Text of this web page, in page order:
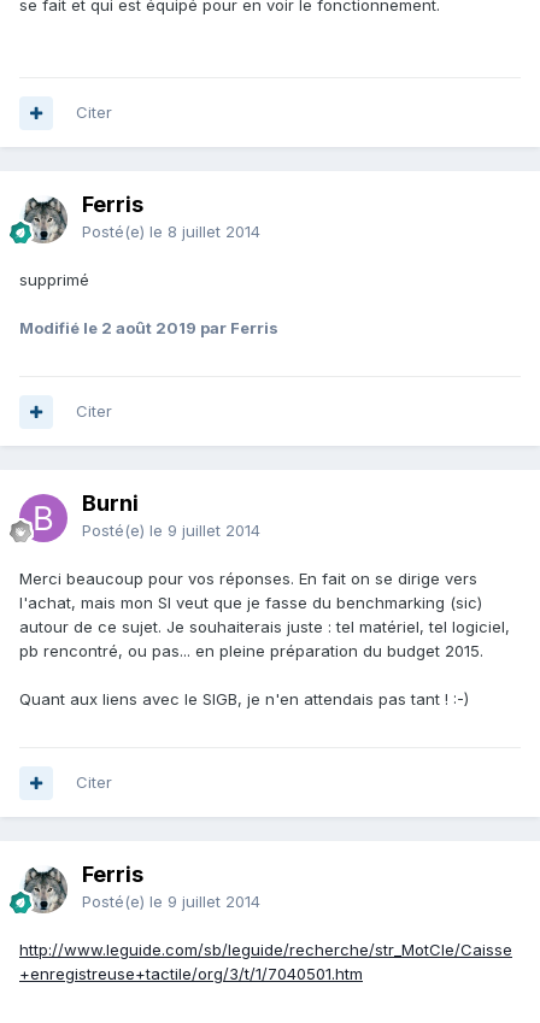
se fait et qui est équipé pour en voir le fonctionnement.
Citer
Ferris
Posté(e) le 8 juillet 2014
supprimé
Modifié le 2 août 2019 par Ferris
Citer
Burni
Posté(e) le 9 juillet 2014
Merci beaucoup pour vos réponses. En fait on se dirige vers
l'achat, mais mon SI veut que je fasse du benchmarking (sic)
autour de ce sujet. Je souhaiterais juste : tel matériel, tel logiciel,
pb rencontré, ou pas... en pleine préparation du budget 2015.
Quant aux liens avec le SIGB, je n'en attendais pas tant ! :-)
Citer
Ferris
Posté(e) le 9 juillet 2014
http://www.leguide.com/sb/leguide/recherche/str_MotCle/Caisse
+enregistreuse+tactile/org/3/t/1/7040501.htm